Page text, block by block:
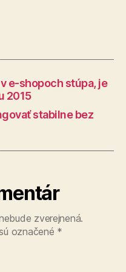
e-shopoch stúpa, je
2015
stabilne bez
zverejnená.
označené *